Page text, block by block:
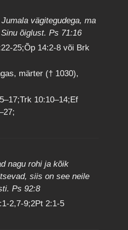
vägitegudega, ma
õiglust. Ps 71:16
25;Õp 14:2-8 või Brk
märter († 1030),
10:10–14;Ef
nagu rohi ja kõik
siis on see neile
Ps 92:8
2,7-9;2Pt 2:1-5